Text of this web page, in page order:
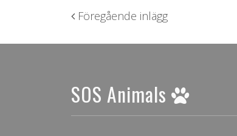
Inläggsnavigering
Föregående inlägg
SOS Animals